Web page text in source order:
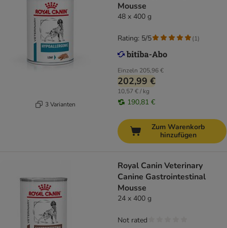
3 Varianten
Mousse
48 x 400 g
Einzeln 205,96 €
202,99 €
10,57 € / kg
190,81 €
Rating: 5/5 (1)
Zum Warenkorb
hinzufügen
Royal Canin Veterinary
Canine Gastrointestinal
Mousse
24 x 400 g
Not rated